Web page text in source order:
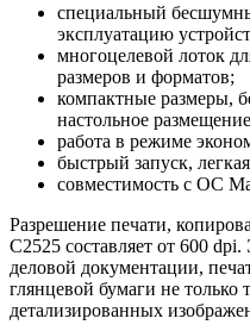
специальный
эксплуатацию
многоцелевой лоток
размеров и форматов;
компактные размеры,
настольное
работа в режиме
быстрый запуск,
совместимость с ОС
Разрешение печати,
C2525 составляет от 600
деловой документации,
глянцевой бумаги не
детализированных